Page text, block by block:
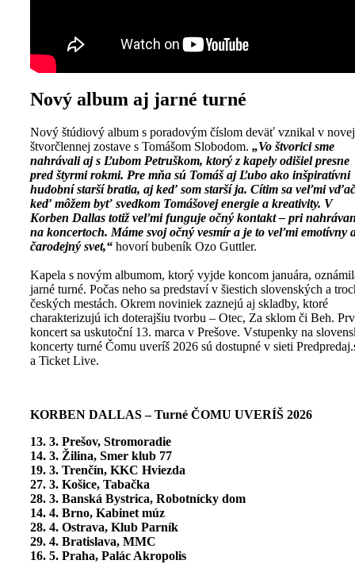
Nový album aj jarné turné
Nový štúdiový album s poradovým číslom deväť vznikal v novej
štvorčlennej zostave s Tomášom Slobodom. „Vo štvorici sme
nahrávali aj s Ľubom Petruškom, ktorý z kapely odišiel presne
pred štyrmi rokmi. Pre mňa sú Tomáš aj Ľubo ako inšpiratívni
hudobní starší bratia, aj keď som starší ja. Cítim sa veľmi
keď môžem byť svedkom Tomášovej energie a kreativity. V
Korben Dallas totiž veľmi funguje očný kontakt – pri
na koncertoch. Máme svoj očný vesmír a je to veľmi emotívny
čarodejný svet,“ hovorí bubeník Ozo Guttler.
Kapela s novým albumom, ktorý vyjde koncom januára,
jarné turné. Počas neho sa predstaví v šiestich slovenských a
českých mestách. Okrem noviniek zaznejú aj skladby, ktoré
charakterizujú ich doterajšiu tvorbu – Otec, Za sklom či Beh.
koncert sa uskutoční 13. marca v Prešove. Vstupenky na
koncerty turné Čomu uveríš 2026 sú dostupné v sieti
a Ticket Live.
KORBEN DALLAS – Turné ČOMU UVERÍŠ 2026
13. 3. Prešov, Stromoradie
14. 3. Žilina, Smer klub 77
19. 3. Trenčín, KKC Hviezda
27. 3. Košice, Tabačka
28. 3. Banská Bystrica, Robotnícky dom
14. 4. Brno, Kabinet múz
28. 4. Ostrava, Klub Parník
29. 4. Bratislava, MMC
16. 5. Praha, Palác Akropolis